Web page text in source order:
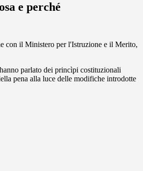
e perché
con il Ministero per l'Istruzione e il Merito,
parlato dei princìpi costituzionali
pena alla luce delle modifiche introdotte